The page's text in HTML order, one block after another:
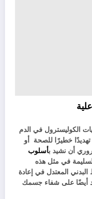
الكوليسترول في الدم
خطيرًا للصحة أو
أن نشيد بأسلوب
في مثل هذه
البدني المعتدل في إعادة
أيضًا على شفاء جسمك